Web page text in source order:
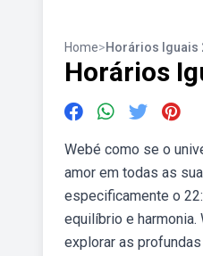
Home>Horários Iguais
Horários
Webé como se o
amor em todas as
especificamente o
equilíbrio e
explorar as